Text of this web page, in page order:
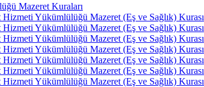
Mazeret Kuraları
Yükümlülüğü Mazeret (Eş ve Sağlık) Kurası
Yükümlülüğü Mazeret (Eş ve Sağlık) Kurası
Yükümlülüğü Mazeret (Eş ve Sağlık) Kurası
Yükümlülüğü Mazeret (Eş ve Sağlık) Kurası
Yükümlülüğü Mazeret (Eş ve Sağlık) Kurası
Yükümlülüğü Mazeret (Eş ve Sağlık) Kurası
Yükümlülüğü Mazeret (Eş ve Sağlık) Kurası